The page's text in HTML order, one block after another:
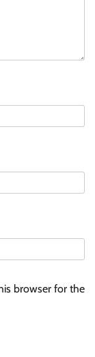
browser for the